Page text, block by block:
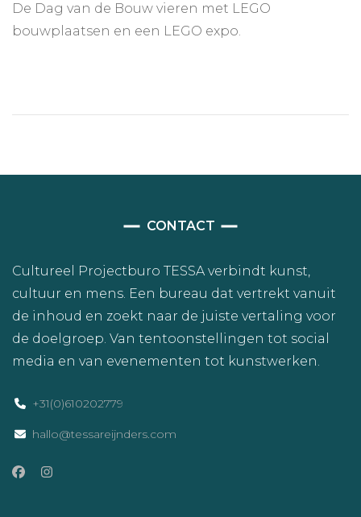
De Dag van de Bouw vieren met LEGO
bouwplaatsen en een LEGO expo.
CONTACT
Cultureel Projectburo TESSA verbindt kunst,
cultuur en mens. Een bureau dat vertrekt vanuit
de inhoud en zoekt naar de juiste vertaling voor
de doelgroep. Van tentoonstellingen tot social
media en van evenementen tot kunstwerken.
+31(0)610202779
hallo@tessareijnders.com